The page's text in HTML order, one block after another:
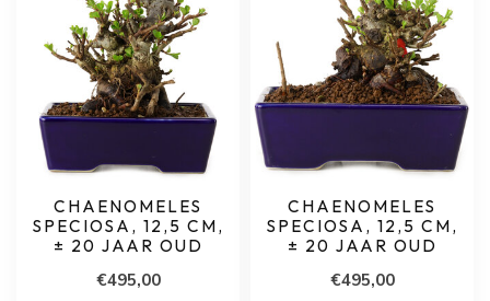
CHAENOMELES
SPECIOSA, 12,5 CM,
± 20 JAAR OUD
€495,00
CHAENOMELES
SPECIOSA, 12,5 CM,
± 20 JAAR OUD
€495,00